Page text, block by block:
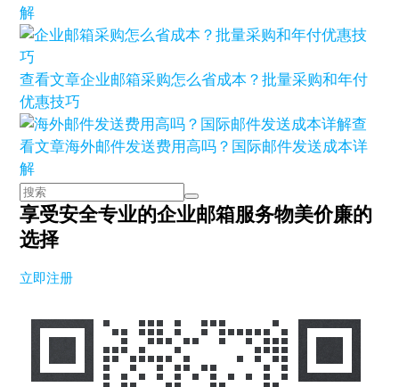
解
查看文章企业邮箱采购怎么省成本？批量采购和年付
优惠技巧
查
看文章海外邮件发送费用高吗？国际邮件发送成本详
解
享受安全专业的企业邮箱服务物美价廉的
选择
立即注册